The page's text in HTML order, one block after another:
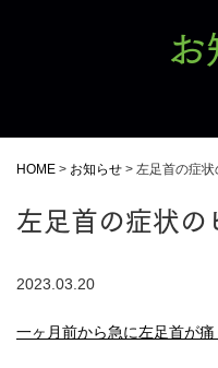
HOME > お知らせ > 左足首の症
左足首の症状の
2023.03.20
一ヶ月前から急に左足首が痛